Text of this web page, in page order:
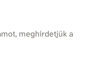
meghirdetjük a